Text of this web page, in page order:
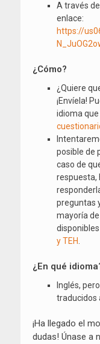
A través
enlace:
https://
¿Cómo?
¿Quiere
¡Envíela!
idioma
posible de
caso de
respuesta,
preguntas
mayoría
y TEH
¿En qué
Inglés,
traducidos
¡Ha llegado el
dudas! Únase a